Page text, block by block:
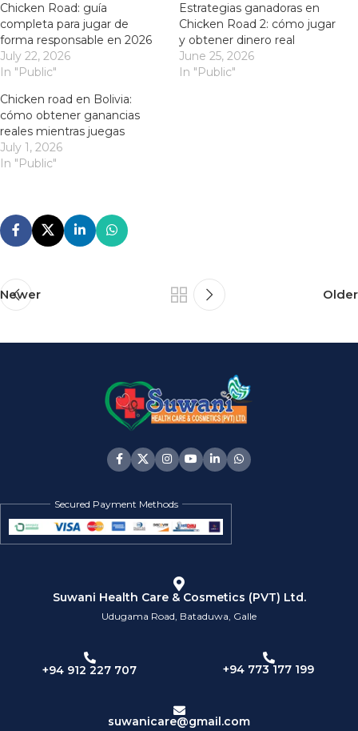
Chicken Road: guía
completa para jugar de
forma responsable en 2026
July 22, 2026
In "Public"
Estrategias ganadoras en
Chicken Road 2: cómo jugar
y obtener dinero real
June 25, 2026
In "Public"
Chicken road en Bolivia:
cómo obtener ganancias
reales mientras juegas
July 1, 2026
In "Public"
Newer Older
Secured Payment Methods
Suwani Health Care & Cosmetics (PVT) Ltd.
Udugama Road, Bataduwa, Galle
+94 912 227 707 +94 773 177 199
suwanicare@gmail.com